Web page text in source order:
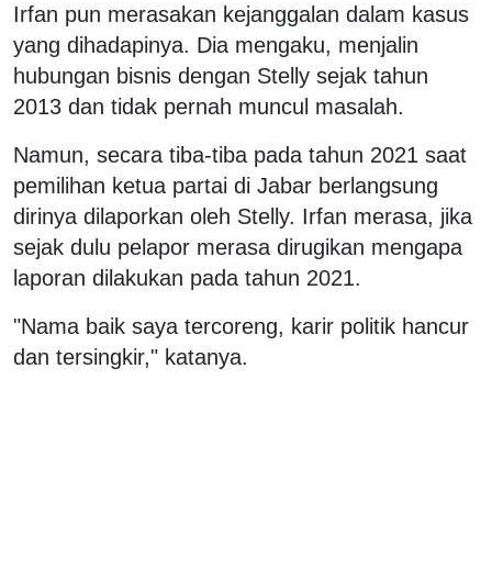
Irfan pun merasakan kejanggalan dalam kasus
yang dihadapinya. Dia mengaku, menjalin
hubungan bisnis dengan Stelly sejak tahun
2013 dan tidak pernah muncul masalah.
Namun, secara tiba-tiba pada tahun 2021 saat
pemilihan ketua partai di Jabar berlangsung
dirinya dilaporkan oleh Stelly. Irfan merasa, jika
sejak dulu pelapor merasa dirugikan mengapa
laporan dilakukan pada tahun 2021.
"Nama baik saya tercoreng, karir politik hancur
dan tersingkir," katanya.